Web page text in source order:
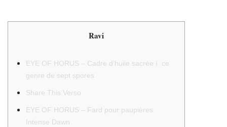
Ravi
EYE OF HORUS – Cadre d’huile sacrée í ce
genre de sept spores
Share This Verso
EYE OF HORUS – Fard pour paupières
Intense Dawn